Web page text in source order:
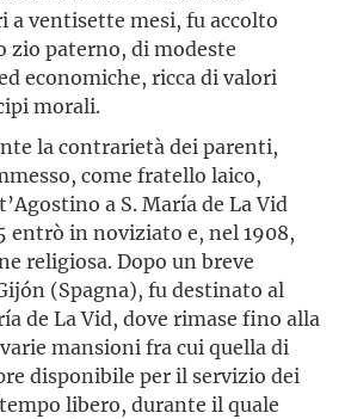
ventisette mesi, fu accolto
zio paterno, di modeste
economiche, ricca di valori
morali.
la contrarietà dei parenti,
come fratello laico,
a S. María de La Vid
entrò in noviziato e, nel 1908,
religiosa. Dopo un breve
(Spagna), fu destinato al
de La Vid, dove rimase fino alla
mansioni fra cui quella di
disponibile per il servizio dei
libero, durante il quale